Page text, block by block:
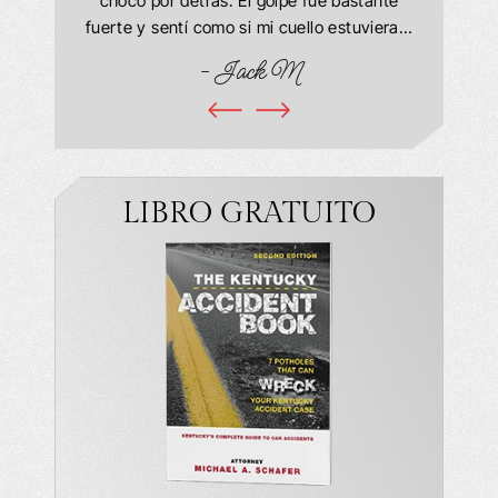
fuerte y sentí como si mi cuello estuviera…
- Jack M
LIBRO GRATUITO